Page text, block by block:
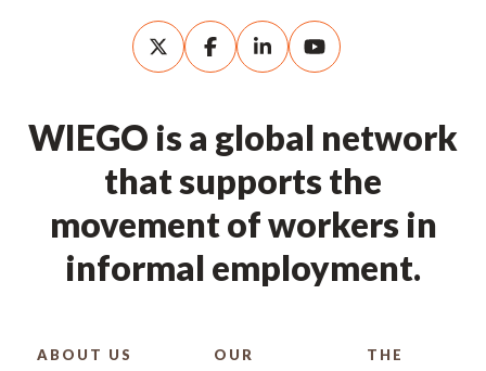
WIEGO is a global network
that supports the
movement of workers in
informal employment.
ABOUT US
OUR
THE